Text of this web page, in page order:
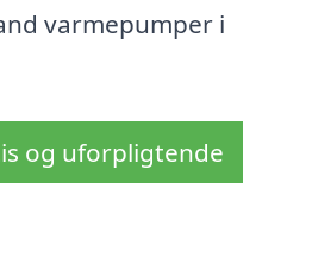
varmepumper i
og uforpligtende